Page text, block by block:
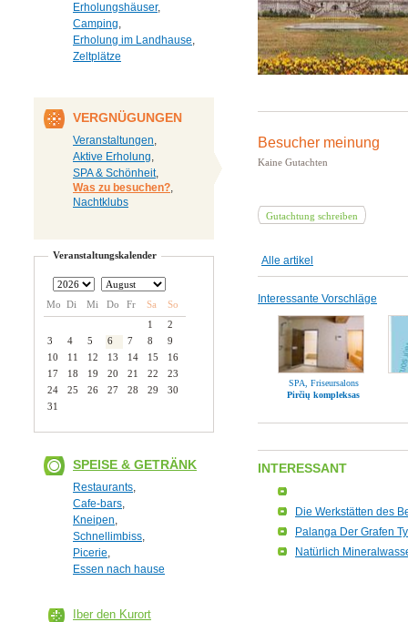
Erholungshäuser,
Camping,
Erholung im Landhause,
Zeltplätze
VERGNÜGUNGEN
Veranstaltungen,
Aktive Erholung,
SPA & Schönheit,
Was zu besuchen?,
Nachtklubs
Veranstaltungskalender
Mo Di Mi Do Fr Sa
So
1
2
3
4 5 6 7 8
9
10
11 12 13 14 15
16
17
18 19 20 21 22
23
24
25 26 27 28 29
30
31
SPEISE & GETRÄNK
Restaurants,
Cafe-bars,
Kneipen,
Schnellimbiss,
Picerie,
Essen nach hause
Iber den Kurort
Besucher meinung
Kaine Gutachten
Gutachtung schreiben
Alle artikel
Interessante Vorschläge
SPA, Friseursalons
Pirčių kompleksas
INTERESSANT
Die Werkstätten des
Palanga Der Grafen
Natürlich